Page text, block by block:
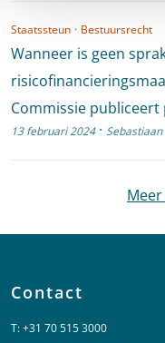
Staatssteun · Bestuursrecht
Wanneer is geen
Commissie publiceert
13 februari 2024 · Sebastiaan
Contact
T:+31 70 515 3000